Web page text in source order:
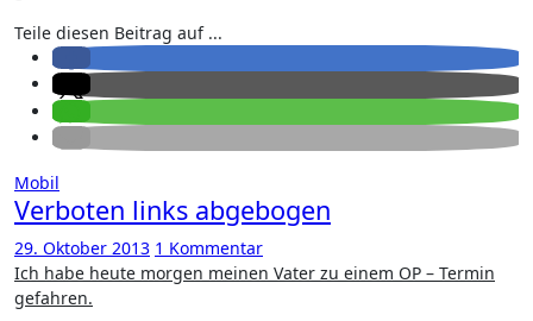
Teile diesen Beitrag auf ...
Mobil
Verboten links abgebogen
29. Oktober 2013 1 Kommentar
Ich habe heute morgen meinen Vater zu einem OP – Termin
gefahren.